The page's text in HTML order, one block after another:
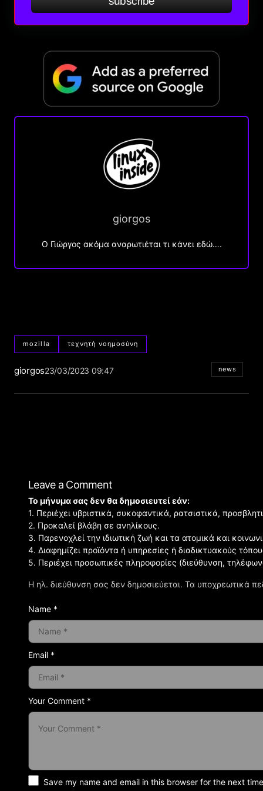
giorgos
Ο Γιώργος ακόμα αναρωτιέται τι κάνει εδώ….
mozilla τεχνητή νοημοσύνη
giorgos23/03/2023 09:47 news
Leave a Comment
Η ηλ. διεύθυνση σας δεν δημοσιεύεται. Τα υποχρεωτικά
Your Comment *
Το μήνυμα σας δεν θα δημοσιευτεί εάν:
1. Περιέχει υβριστικά, συκοφαντικά, ρατσιστικά,
2. Προκαλεί βλάβη σε ανηλίκους.
3. Παρενοχλεί την ιδιωτική ζωή και τα ατομικά και
4. Διαφημίζει προϊόντα ή υπηρεσίες ή διαδικτυακούς
5. Περιέχει προσωπικές πληροφορίες (διεύθυνση,
Name *
Email *
Save my name and email in this browser for the next